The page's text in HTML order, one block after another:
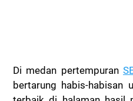
Di medan pertempuran
bertarung habis-habisan